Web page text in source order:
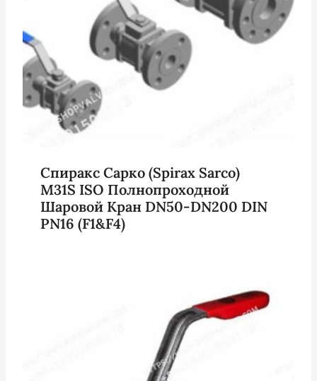
Спиракс Сарко (Spirax Sarco)
M31S ISO Полнопроходной
Шаровой Кран DN50-DN200 DIN
PN16 (F1&F4)